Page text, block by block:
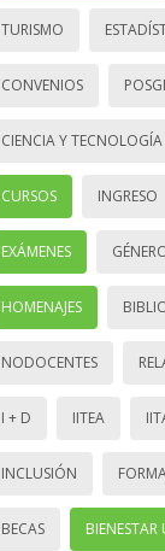
TURISMO
CONVENIOS
CIENCIA Y TECNOLOGÍA
CURSOS INGRESO
EXÁMENES
HOMENAJES
NODOCENTES
I + D IITEA
INCLUSIÓN
BECAS BIENESTAR